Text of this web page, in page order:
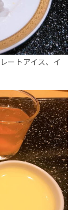
ートアイス、イ